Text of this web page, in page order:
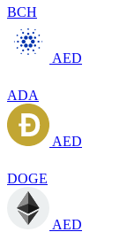
BCH
AED
ADA
AED
DOGE
AED